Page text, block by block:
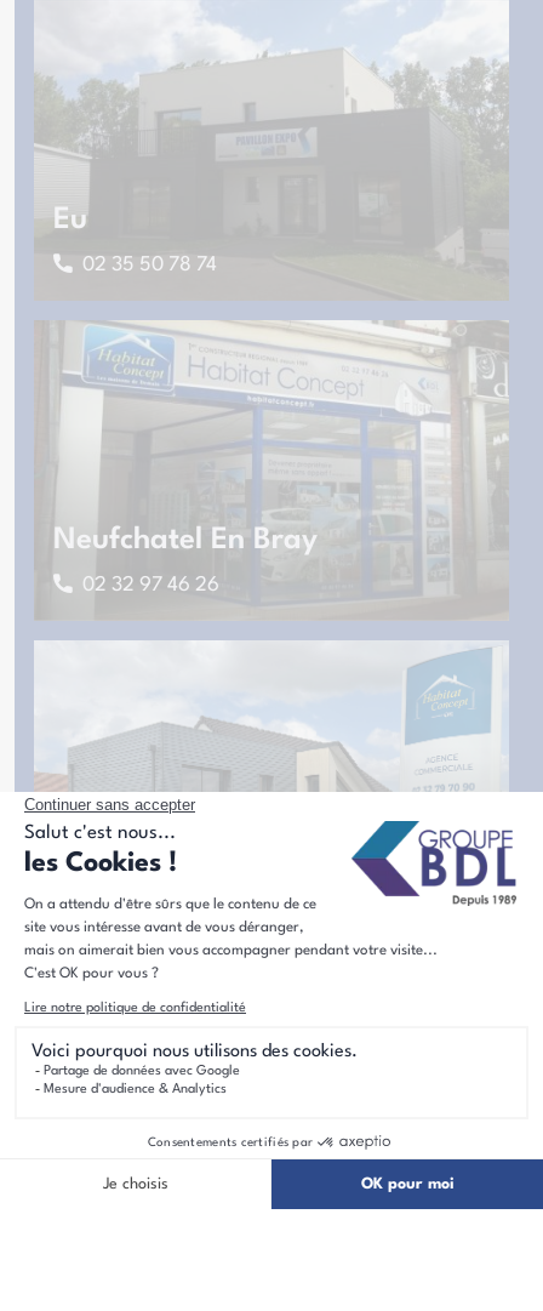
Eu
02 35 50 78 74
Neufchatel En Bray
02 32 97 46 26
Saint-Romain-De-Colbosc
02 32 79 70 90
Yvetot